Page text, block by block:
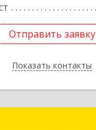
Отправить заявку
Показать контакты
Отправить заявку
Назад